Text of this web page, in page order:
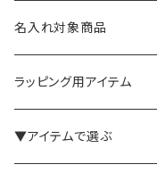
名入れ対象商品
ラッピング用アイテム
▼アイテムで選ぶ